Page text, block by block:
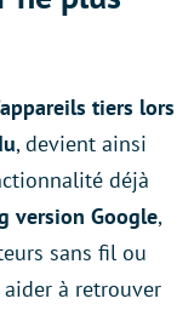
tiers lors
, devient ainsi
déjà
version Google,
sans fil ou
à retrouver